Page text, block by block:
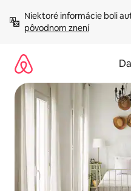
obsah.
Niektoré informácie boli
pôvodnom znení